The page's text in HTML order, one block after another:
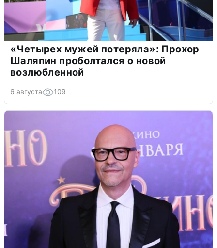
«Четырех мужей потеряла»: Прохор
Шаляпин проболтался о новой
возлюбленной
6 августа 109